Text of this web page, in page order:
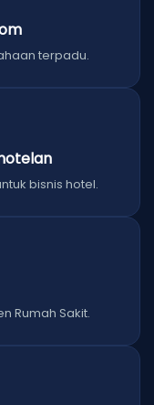
terpadu.
bisnis hotel.
Rumah Sakit.